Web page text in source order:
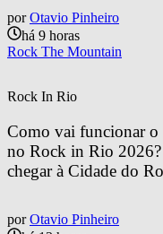
por Otavio Pinheiro
há 9 horas
Rock The Mountain
Rock In Rio
Como vai funcionar o
no Rock in Rio 2026?
chegar à Cidade do
por Otavio Pinheiro